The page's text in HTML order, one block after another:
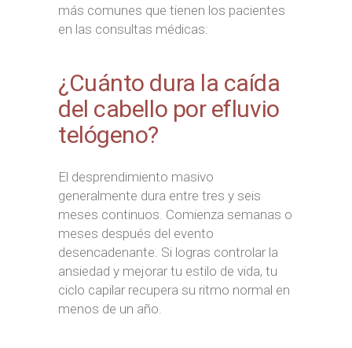
más comunes que tienen los pacientes
en las consultas médicas:
¿Cuánto dura la caída
del cabello por efluvio
telógeno?
El desprendimiento masivo
generalmente dura entre tres y seis
meses continuos. Comienza semanas o
meses después del evento
desencadenante. Si logras controlar la
ansiedad y mejorar tu estilo de vida, tu
ciclo capilar recupera su ritmo normal en
menos de un año.